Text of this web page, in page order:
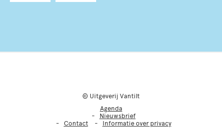
© Uitgeverij Vantilt
Agenda
Nieuwsbrief
Contact
Informatie over privacy